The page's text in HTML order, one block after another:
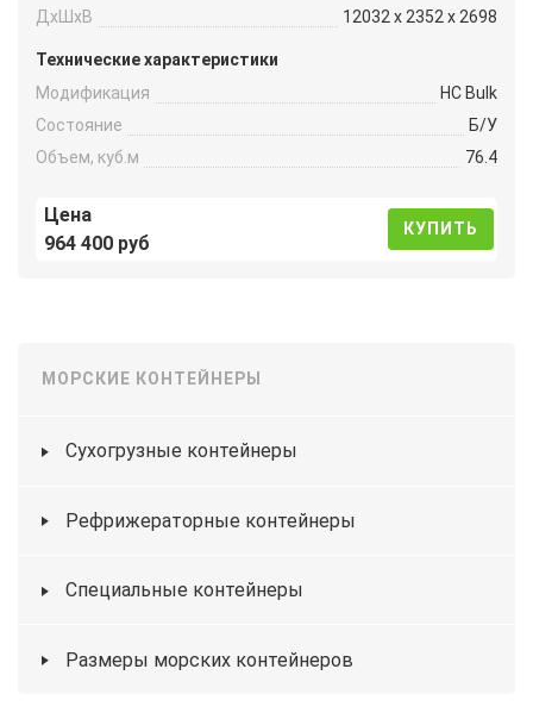
ДxШxВ
12032 x 2352 x 2698
Технические характеристики
Модификация
HC Bulk
Состояние
Б/У
Объем, куб.м
76.4
Цена
964 400 руб
КУПИТЬ
МОРСКИЕ КОНТЕЙНЕРЫ
Сухогрузные контейнеры
Рефрижераторные контейнеры
Специальные контейнеры
Размеры морских контейнеров